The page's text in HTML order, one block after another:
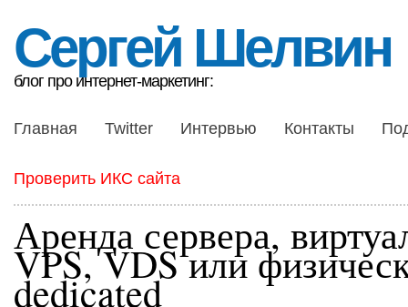
Сергей Шелвин
блог про интернет-маркетинг:
Главная Twitter Интервью Контакты
Проверить ИКС сайта
Аренда сервера,
VPS, VDS или
dedicated